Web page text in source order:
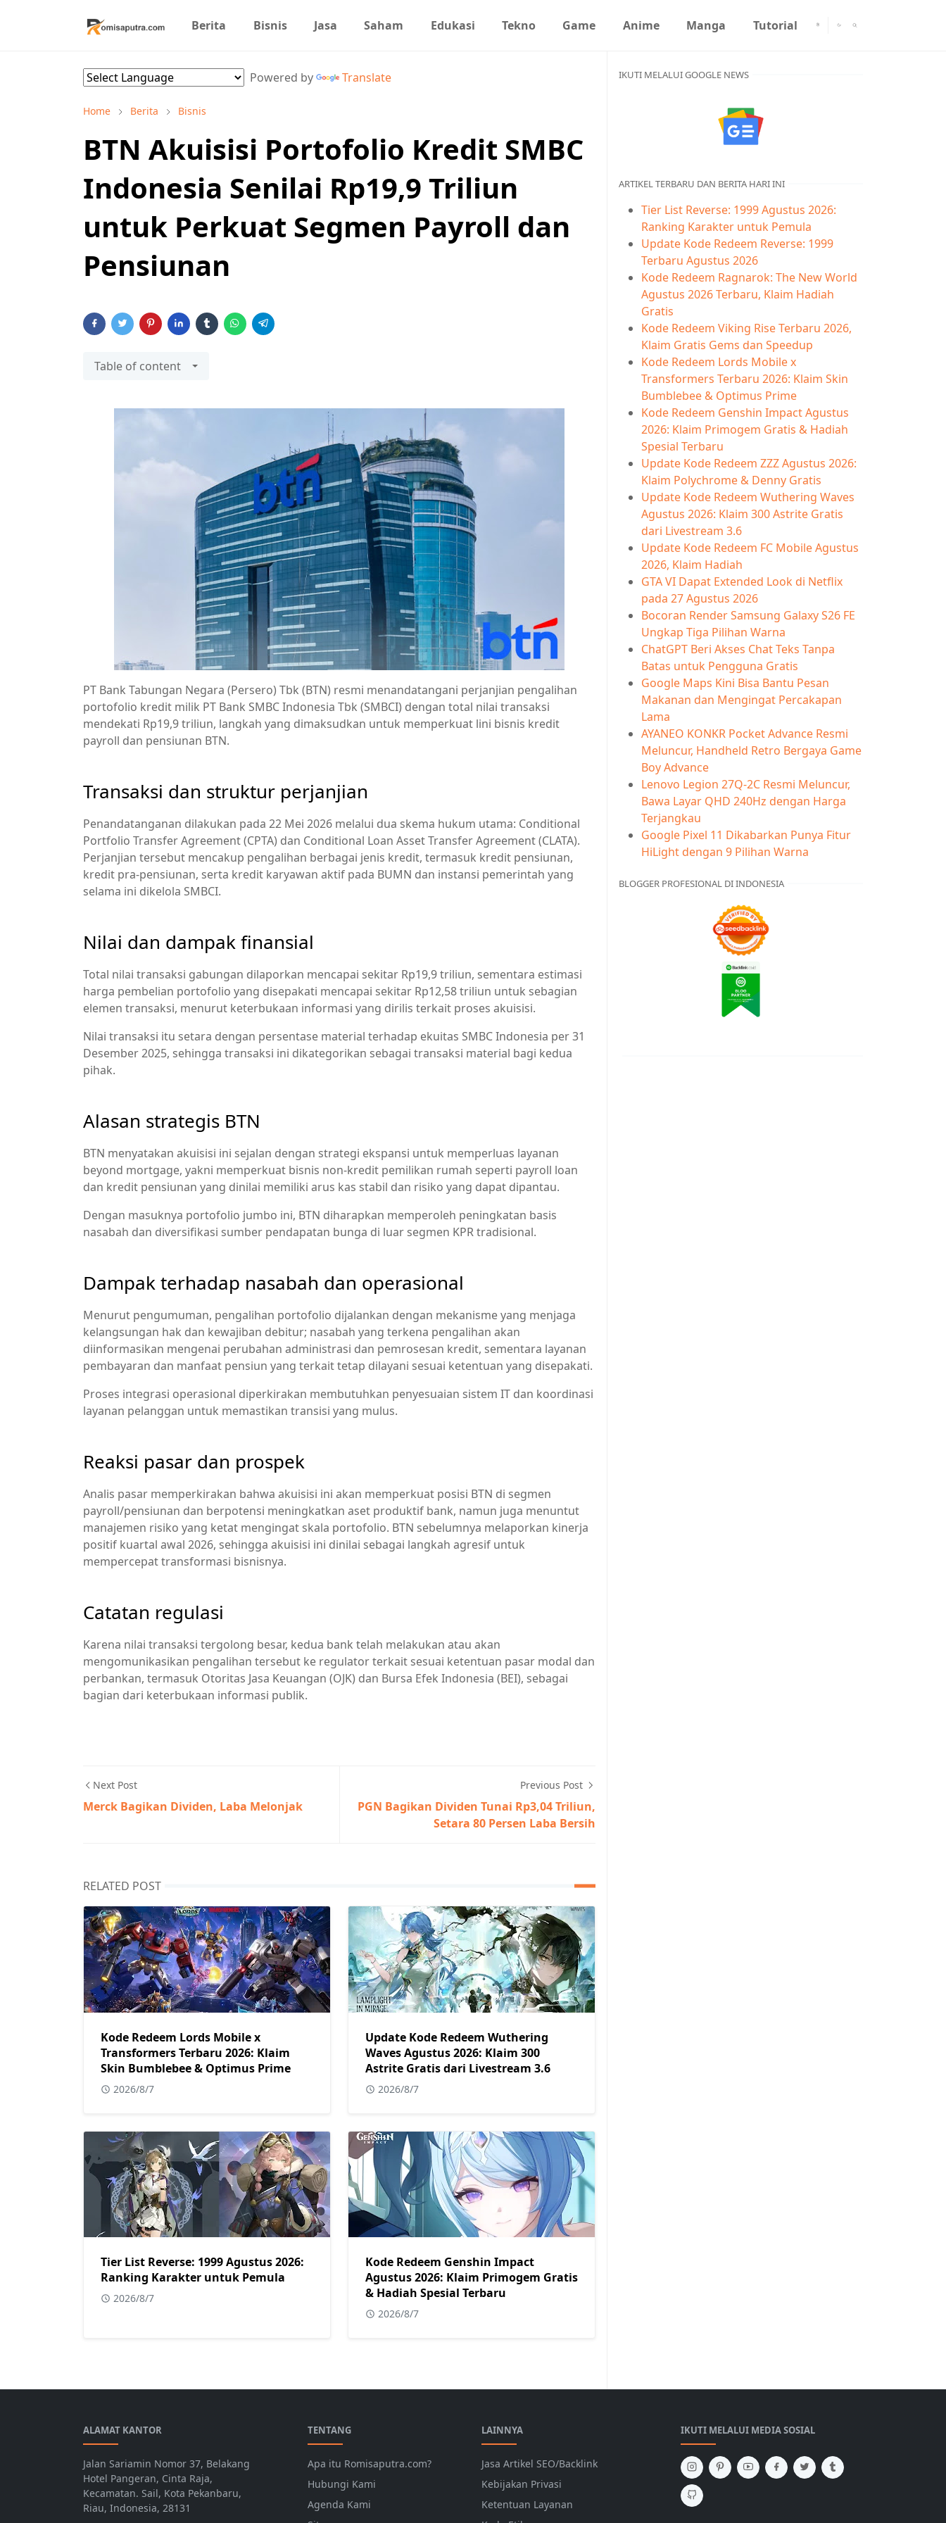
Berita Bisnis Jasa Saham Edukasi Tekno Game Anime Manga Tutorial
Powered by Translate
Home Berita Bisnis
BTN Akuisisi Portofolio Kredit SMBC
Indonesia Senilai Rp19,9 Triliun
untuk Perkuat Segmen Payroll dan
Pensiunan
Table of content
PT Bank Tabungan Negara (Persero) Tbk (BTN) resmi menandatangani perjanjian pengalihan
portofolio kredit milik PT Bank SMBC Indonesia Tbk (SMBCI) dengan total nilai transaksi
mendekati Rp19,9 triliun, langkah yang dimaksudkan untuk memperkuat lini bisnis kredit
payroll dan pensiunan BTN.
Transaksi dan struktur perjanjian
Penandatanganan dilakukan pada 22 Mei 2026 melalui dua skema hukum utama: Conditional
Portfolio Transfer Agreement (CPTA) dan Conditional Loan Asset Transfer Agreement (CLATA).
Perjanjian tersebut mencakup pengalihan berbagai jenis kredit, termasuk kredit pensiunan,
kredit pra-pensiunan, serta kredit karyawan aktif pada BUMN dan instansi pemerintah yang
selama ini dikelola SMBCI.
Nilai dan dampak finansial
Total nilai transaksi gabungan dilaporkan mencapai sekitar Rp19,9 triliun, sementara estimasi
harga pembelian portofolio yang disepakati mencapai sekitar Rp12,58 triliun untuk sebagian
elemen transaksi, menurut keterbukaan informasi yang dirilis terkait proses akuisisi.
Nilai transaksi itu setara dengan persentase material terhadap ekuitas SMBC Indonesia per 31
Desember 2025, sehingga transaksi ini dikategorikan sebagai transaksi material bagi kedua
pihak.
Alasan strategis BTN
BTN menyatakan akuisisi ini sejalan dengan strategi ekspansi untuk memperluas layanan
beyond mortgage, yakni memperkuat bisnis non-kredit pemilikan rumah seperti payroll loan
dan kredit pensiunan yang dinilai memiliki arus kas stabil dan risiko yang dapat dipantau.
Dengan masuknya portofolio jumbo ini, BTN diharapkan memperoleh peningkatan basis
nasabah dan diversifikasi sumber pendapatan bunga di luar segmen KPR tradisional.
Dampak terhadap nasabah dan operasional
Menurut pengumuman, pengalihan portofolio dijalankan dengan mekanisme yang menjaga
kelangsungan hak dan kewajiban debitur; nasabah yang terkena pengalihan akan
diinformasikan mengenai perubahan administrasi dan pemrosesan kredit, sementara layanan
pembayaran dan manfaat pensiun yang terkait tetap dilayani sesuai ketentuan yang disepakati.
Proses integrasi operasional diperkirakan membutuhkan penyesuaian sistem IT dan koordinasi
layanan pelanggan untuk memastikan transisi yang mulus.
Reaksi pasar dan prospek
Analis pasar memperkirakan bahwa akuisisi ini akan memperkuat posisi BTN di segmen
payroll/pensiunan dan berpotensi meningkatkan aset produktif bank, namun juga menuntut
manajemen risiko yang ketat mengingat skala portofolio. BTN sebelumnya melaporkan kinerja
positif kuartal awal 2026, sehingga akuisisi ini dinilai sebagai langkah agresif untuk
mempercepat transformasi bisnisnya.
Catatan regulasi
Karena nilai transaksi tergolong besar, kedua bank telah melakukan atau akan
mengomunikasikan pengalihan tersebut ke regulator terkait sesuai ketentuan pasar modal dan
perbankan, termasuk Otoritas Jasa Keuangan (OJK) dan Bursa Efek Indonesia (BEI), sebagai
bagian dari keterbukaan informasi publik.
Next Post
Merck Bagikan Dividen, Laba Melonjak
Previous Post
PGN Bagikan Dividen Tunai Rp3,04 Triliun,
Setara 80 Persen Laba Bersih
RELATED POST
Kode Redeem Lords Mobile x
Transformers Terbaru 2026: Klaim
Skin Bumblebee & Optimus Prime
2026/8/7
Update Kode Redeem Wuthering
Waves Agustus 2026: Klaim 300
Astrite Gratis dari Livestream 3.6
2026/8/7
Tier List Reverse: 1999 Agustus 2026:
Ranking Karakter untuk Pemula
2026/8/7
Kode Redeem Genshin Impact
Agustus 2026: Klaim Primogem Gratis
& Hadiah Spesial Terbaru
2026/8/7
IKUTI MELALUI GOOGLE NEWS
ARTIKEL TERBARU DAN BERITA HARI INI
Tier List Reverse: 1999 Agustus 2026:
Ranking Karakter untuk Pemula
Update Kode Redeem Reverse: 1999
Terbaru Agustus 2026
Kode Redeem Ragnarok: The New World
Agustus 2026 Terbaru, Klaim Hadiah
Gratis
Kode Redeem Viking Rise Terbaru 2026,
Klaim Gratis Gems dan Speedup
Kode Redeem Lords Mobile x
Transformers Terbaru 2026: Klaim Skin
Bumblebee & Optimus Prime
Kode Redeem Genshin Impact Agustus
2026: Klaim Primogem Gratis & Hadiah
Spesial Terbaru
Update Kode Redeem ZZZ Agustus 2026:
Klaim Polychrome & Denny Gratis
Update Kode Redeem Wuthering Waves
Agustus 2026: Klaim 300 Astrite Gratis
dari Livestream 3.6
Update Kode Redeem FC Mobile Agustus
2026, Klaim Hadiah
GTA VI Dapat Extended Look di Netflix
pada 27 Agustus 2026
Bocoran Render Samsung Galaxy S26 FE
Ungkap Tiga Pilihan Warna
ChatGPT Beri Akses Chat Teks Tanpa
Batas untuk Pengguna Gratis
Google Maps Kini Bisa Bantu Pesan
Makanan dan Mengingat Percakapan
Lama
AYANEO KONKR Pocket Advance Resmi
Meluncur, Handheld Retro Bergaya Game
Boy Advance
Lenovo Legion 27Q-2C Resmi Meluncur,
Bawa Layar QHD 240Hz dengan Harga
Terjangkau
Google Pixel 11 Dikabarkan Punya Fitur
HiLight dengan 9 Pilihan Warna
BLOGGER PROFESIONAL DI INDONESIA
ALAMAT KANTOR
Jalan Sariamin Nomor 37, Belakang
Hotel Pangeran, Cinta Raja,
Kecamatan. Sail, Kota Pekanbaru,
Riau, Indonesia, 28131
TENTANG
Apa itu Romisaputra.com?
Hubungi Kami
Agenda Kami
LAINNYA
Jasa Artikel SEO/Backlink
Kebijakan Privasi
Ketentuan Layanan
IKUTI MELALUI MEDIA SOSIAL